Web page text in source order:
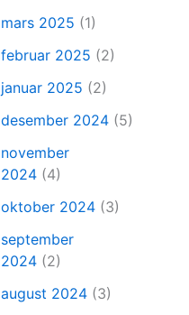
mars 2025 (1)
februar 2025 (2)
januar 2025 (2)
desember 2024 (5)
november
2024 (4)
oktober 2024 (3)
september
2024 (2)
august 2024 (3)